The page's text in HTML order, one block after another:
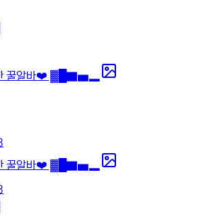
꿀알바❤️ ▓█▇▅▂
꿀알바❤️ ▓█▇▅▂